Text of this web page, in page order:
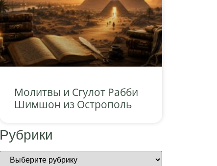
Молитвы и Сгулот Рабби
Шимшон из Острополь
Рубрики